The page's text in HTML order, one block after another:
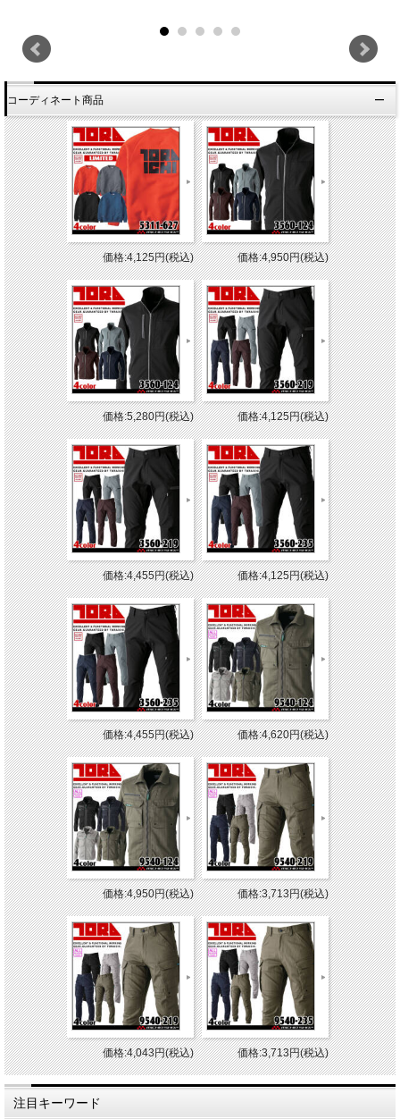
コーディネート商品
価格:4,125円(税込) 価格:4,950円(税込)
価格:5,280円(税込) 価格:4,125円(税込)
価格:4,455円(税込) 価格:4,125円(税込)
価格:4,455円(税込) 価格:4,620円(税込)
価格:4,950円(税込) 価格:3,713円(税込)
価格:4,043円(税込) 価格:3,713円(税込)
注目キーワード